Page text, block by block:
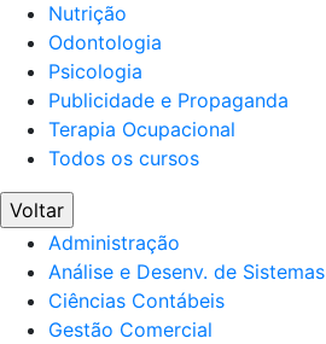
Nutrição
Odontologia
Psicologia
Publicidade e Propaganda
Terapia Ocupacional
Todos os cursos
Voltar
Administração
Análise e Desenv. de Sistemas
Ciências Contábeis
Gestão Comercial